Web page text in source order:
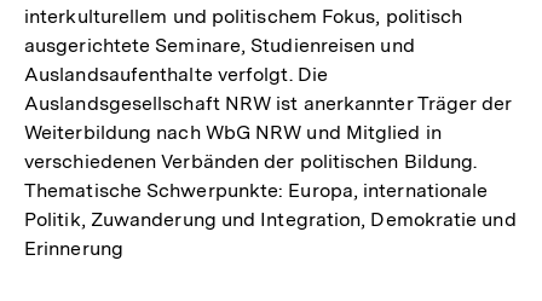
interkulturellem und politischem Fokus, politisch
ausgerichtete Seminare, Studienreisen und
Auslandsaufenthalte verfolgt. Die
Auslandsgesellschaft NRW ist anerkannter Träger der
Weiterbildung nach WbG NRW und Mitglied in
verschiedenen Verbänden der politischen Bildung.
Thematische Schwerpunkte: Europa, internationale
Politik, Zuwanderung und Integration, Demokratie und
Erinnerung